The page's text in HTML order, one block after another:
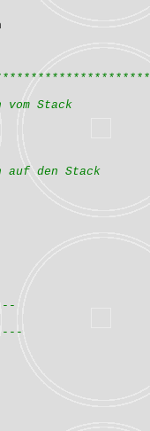
vom Stack
auf den Stack